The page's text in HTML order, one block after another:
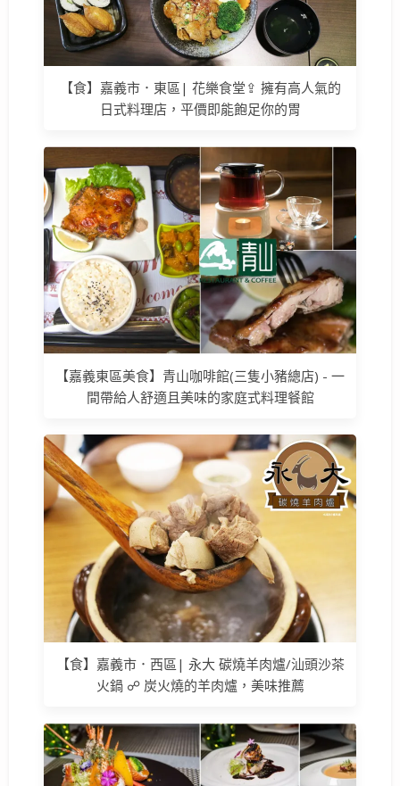
【食】嘉義市．東區| 花樂食堂⇪ 擁有高人氣的
日式料理店，平價即能飽足你的胃
【嘉義東區美食】青山咖啡館(三隻小豬總店) - 一
間帶給人舒適且美味的家庭式料理餐館
【食】嘉義市．西區| 永大 碳燒羊肉爐/汕頭沙茶
火鍋 ☍ 炭火燒的羊肉爐，美味推薦